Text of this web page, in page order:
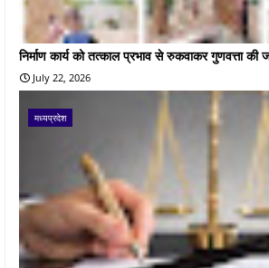
निर्माण कार्य को तत्काल प्रभाव से रुकवाकर गुणवत्ता की
July 22, 2026
मध्यप्रदेश